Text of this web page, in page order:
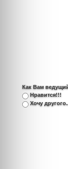
Как Вам
Нравится!!!
Хочу